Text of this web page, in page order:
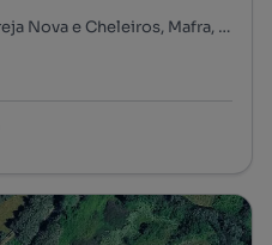
Rua da Costa, Igreja Nova, Igreja Nova e Cheleiros, Mafra, Lisboa